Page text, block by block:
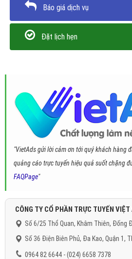
Báo giá dịch vụ
Đặt lịch hẹn
"VietAds gửi lời cảm ơn tới quý khách hàng
quảng cáo trực tuyến hiệu quả suốt chặng
FAQPage"
CÔNG TY CỔ PHẦN TRỰC TUYẾN VIỆT
Số 6/25 Thổ Quan, Khâm Thiên, Đống
Số 36 Điện Biên Phủ, Đa Kao, Quận 1,
0964 82 6644 - (024) 6658 7378